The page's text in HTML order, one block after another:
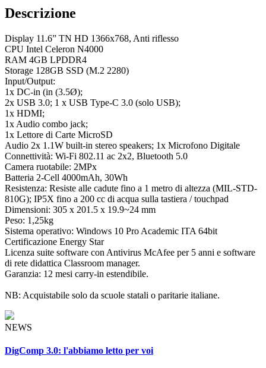
Descrizione
Display 11.6” TN HD 1366x768, Anti riflesso
CPU Intel Celeron N4000
RAM 4GB LPDDR4
Storage 128GB SSD (M.2 2280)
Input/Output:
1x DC-in (in (3.5Ø);
2x USB 3.0; 1 x USB Type-C 3.0 (solo USB);
1x HDMI;
1x Audio combo jack;
1x Lettore di Carte MicroSD
Audio 2x 1.1W built-in stereo speakers; 1x Microfono Digitale
Connettività: Wi-Fi 802.11 ac 2x2, Bluetooth 5.0
Camera ruotabile: 2MPx
Batteria 2-Cell 4000mAh, 30Wh
Resistenza: Resiste alle cadute fino a 1 metro di altezza (MIL-STD-
810G); IP5X fino a 200 cc di acqua sulla tastiera / touchpad
Dimensioni: 305 x 201.5 x 19.9~24 mm
Peso: 1,25kg
Sistema operativo: Windows 10 Pro Academic ITA 64bit
Certificazione Energy Star
Licenza suite software con Antivirus McAfee per 5 anni e software
di rete didattica Classroom manager.
Garanzia: 12 mesi carry-in estendibile.
NB: Acquistabile solo da scuole statali o paritarie italiane.
NEWS
DigComp 3.0: l'abbiamo letto per voi